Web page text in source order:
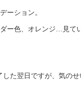
ーション。
ー色、オレンジ…見て
した翌日ですが、気の